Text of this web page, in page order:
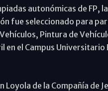
autonómicas de FP,
fue seleccionado para
Pintura de
el Campus Universitario
de la Compañía de